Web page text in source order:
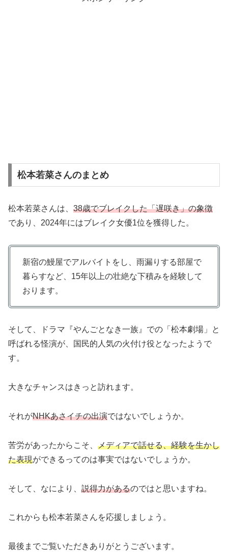
松本若菜さんのまとめ
松本若菜さんは、 38歳でブレイクした「遅咲き」の象徴
であり、2024年にはブレイク女優1位を獲得した。
新宿の鰻屋でアルバイトをし、雨漏りする部屋で
暮らすなど、15年以上の壮絶な下積みを経験して
おります。
そして、ドラマ『やんごとなき一族』での「松本劇場」と
呼ばれる怪演が、国民的人気の火付け役となったようで
す。
大きなチャンスはきっと訪れます。
それがNHKあさイチの出演ではないでしょうか。
苦労があったからこそ、 メディアで話せる、経験を生かし
た表現ができるってのは事実ではないでしょうか。
そして、なにより、 説得力があるのではと思いますね。
これからも松本若菜さんを応援しましょう。
最後までご覧いただきありがとうございます。